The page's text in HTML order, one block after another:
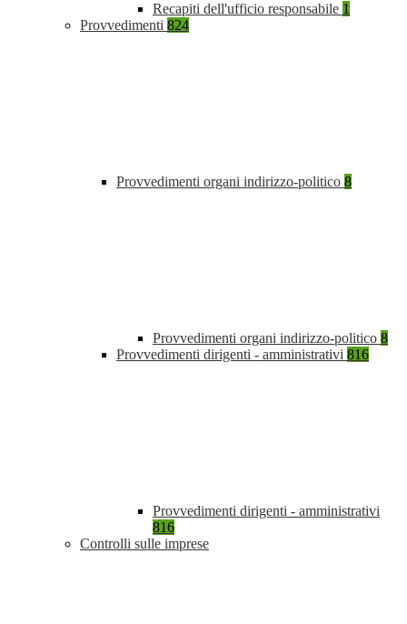
Recapiti dell'ufficio responsabile 1
Provvedimenti 824
Provvedimenti organi indirizzo-politico 8
Provvedimenti organi indirizzo-politico 8
Provvedimenti dirigenti - amministrativi 816
Provvedimenti dirigenti - amministrativi
816
Controlli sulle imprese